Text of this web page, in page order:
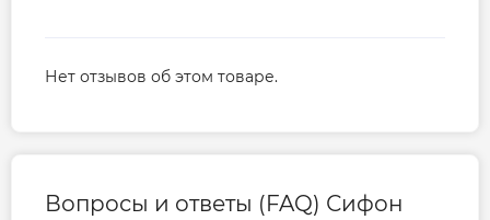
Нет отзывов об этом товаре.
Вопросы и ответы (FAQ) Сифон